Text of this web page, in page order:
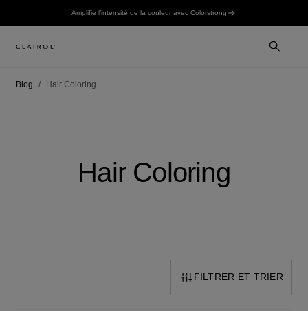
Amplifie l’intensité de la couleur avec Colorstrong
Blog Hair Coloring
Hair Coloring
FILTRER ET TRIER